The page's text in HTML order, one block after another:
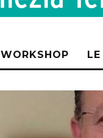
WORKSHOP